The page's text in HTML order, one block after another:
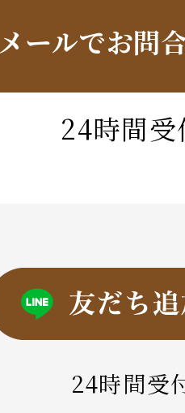
メールでお問
24時間受
24時間受